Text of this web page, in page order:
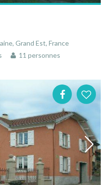
Grand Est, France
11 personnes